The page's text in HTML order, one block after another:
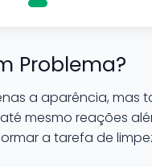
Problema?
a aparência, mas
mesmo reações
a tarefa de